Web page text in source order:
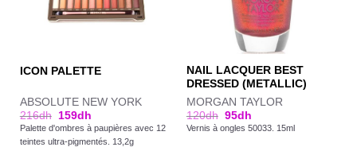
ICON PALETTE
ABSOLUTE NEW YORK
216dh 159dh
Palette d'ombres à paupières avec 12
teintes ultra-pigmentés. 13,2g
NAIL LACQUER BEST
DRESSED (METALLIC)
MORGAN TAYLOR
120dh 95dh
Vernis à ongles 50033. 15ml